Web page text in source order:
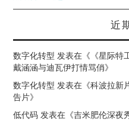
近
数字化转型 发表在《 《星际
戴涵涵与迪瓦伊打情骂俏》
数字化转型 发表在《科波拉新
告片》
低代码 发表在《吉米肥伦深夜